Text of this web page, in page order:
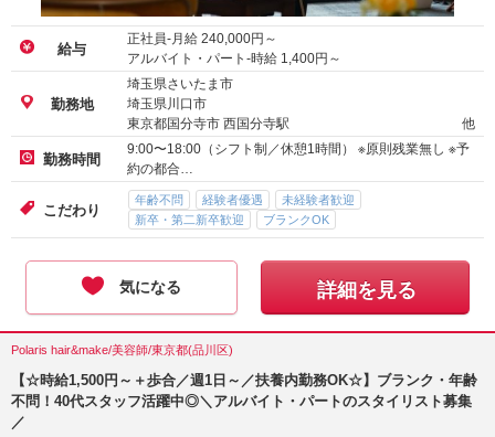
給与
アルバイト・パート-時給
勤務地
埼玉県さいたま市
埼玉県川口市
東京都国分寺市 西国分寺駅
他
勤務時間
9:00〜18:00（シフト制／休憩1時間） ※原則残業無し ※予
約の都合…
年齢不問 経験者優遇
未経験者歓迎